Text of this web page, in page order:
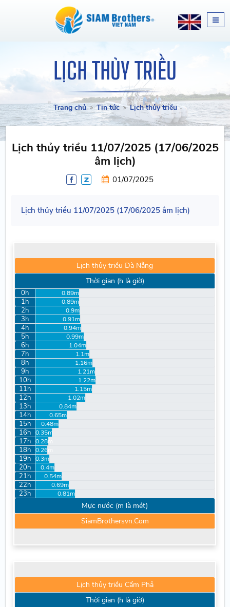
LỊCH THỦY TRIỀU
Trang chủ Tin tức Lịch thủy triều
Lịch thủy triều 11/07/2025 (17/06/2025
âm lịch)
01/07/2025
Lịch thủy triều 11/07/2025 (17/06/2025 âm lịch)
Lịch thủy triều Đà Nẵng
Thời gian (h là giờ)
0h 0.89m
1h 0.89m
2h 0.9m
3h 0.91m
4h 0.94m
5h 0.99m
6h 1.04m
7h 1.1m
8h 1.16m
9h 1.21m
10h 1.22m
11h 1.15m
12h 1.02m
13h 0.84m
14h 0.65m
15h 0.48m
16h 0.35m
17h 0.28m
18h 0.26m
19h 0.3m
20h 0.4m
21h 0.54m
22h 0.69m
23h 0.81m
Mực nước (m là mét)
SiamBrothersvn.Com
Lịch thủy triều Cẩm Phả
Thời gian (h là giờ)